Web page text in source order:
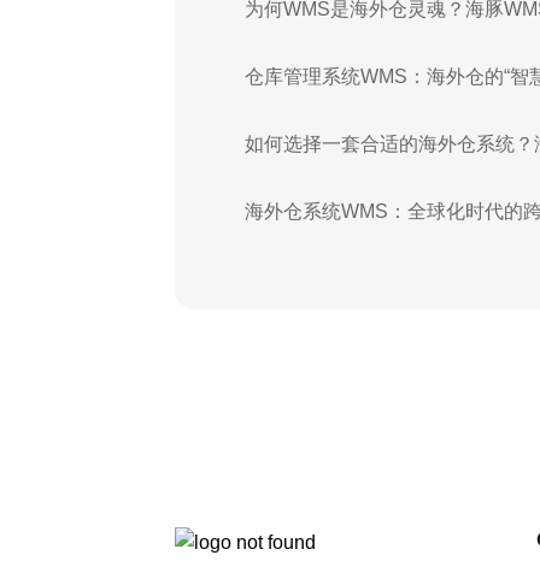
为何WMS是海外仓灵魂？海豚
仓库管理系统WMS：海外仓的“智
如何选择一套合适的海外仓系统
海外仓系统WMS：全球化时代的